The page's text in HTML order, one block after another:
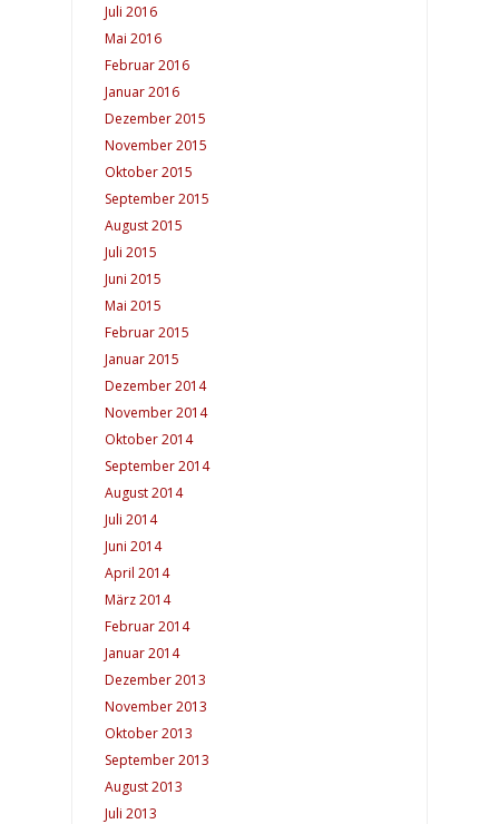
Juli 2016
Mai 2016
Februar 2016
Januar 2016
Dezember 2015
November 2015
Oktober 2015
September 2015
August 2015
Juli 2015
Juni 2015
Mai 2015
Februar 2015
Januar 2015
Dezember 2014
November 2014
Oktober 2014
September 2014
August 2014
Juli 2014
Juni 2014
April 2014
März 2014
Februar 2014
Januar 2014
Dezember 2013
November 2013
Oktober 2013
September 2013
August 2013
Juli 2013